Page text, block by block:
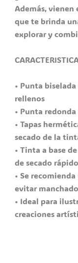
Además, vienen
que te brinda
explorar y
• Punta
rellenos
• Punta
• Tapas
secado de la
• Tinta a base
de secado
• Se
evitar
• Ideal para
creaciones